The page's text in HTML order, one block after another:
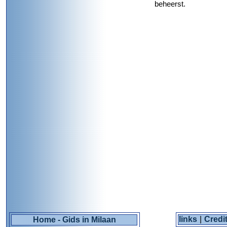
beheerst.
Home - Gids in Milaan links|